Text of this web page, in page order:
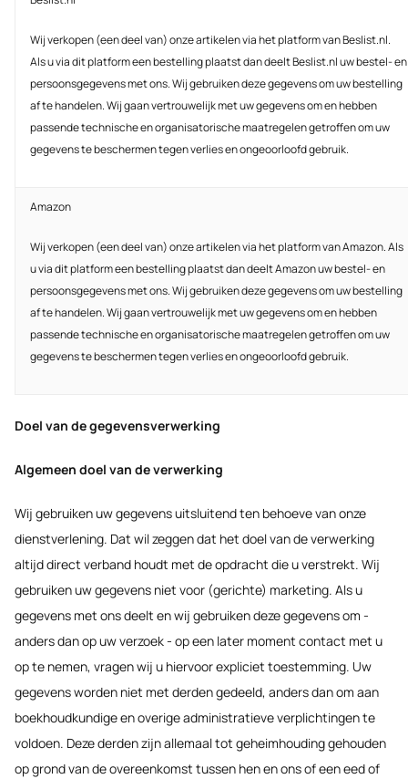
Wij verkopen (een deel van) onze artikelen via het platform van Beslist.nl.
Als u via dit platform een bestelling plaatst dan deelt Beslist.nl uw bestel- en
persoonsgegevens met ons. Wij gebruiken deze gegevens om uw bestelling
af te handelen. Wij gaan vertrouwelijk met uw gegevens om en hebben
passende technische en organisatorische maatregelen getroffen om uw
gegevens te beschermen tegen verlies en ongeoorloofd gebruik.
Amazon
Wij verkopen (een deel van) onze artikelen via het platform van Amazon. Als
u via dit platform een bestelling plaatst dan deelt Amazon uw bestel- en
persoonsgegevens met ons. Wij gebruiken deze gegevens om uw bestelling
af te handelen. Wij gaan vertrouwelijk met uw gegevens om en hebben
passende technische en organisatorische maatregelen getroffen om uw
gegevens te beschermen tegen verlies en ongeoorloofd gebruik.
Doel van de gegevensverwerking
Algemeen doel van de verwerking
Wij gebruiken uw gegevens uitsluitend ten behoeve van onze
dienstverlening. Dat wil zeggen dat het doel van de verwerking
altijd direct verband houdt met de opdracht die u verstrekt. Wij
gebruiken uw gegevens niet voor (gerichte) marketing. Als u
gegevens met ons deelt en wij gebruiken deze gegevens om -
anders dan op uw verzoek - op een later moment contact met u
op te nemen, vragen wij u hiervoor expliciet toestemming. Uw
gegevens worden niet met derden gedeeld, anders dan om aan
boekhoudkundige en overige administratieve verplichtingen te
voldoen. Deze derden zijn allemaal tot geheimhouding gehouden
op grond van de overeenkomst tussen hen en ons of een eed of